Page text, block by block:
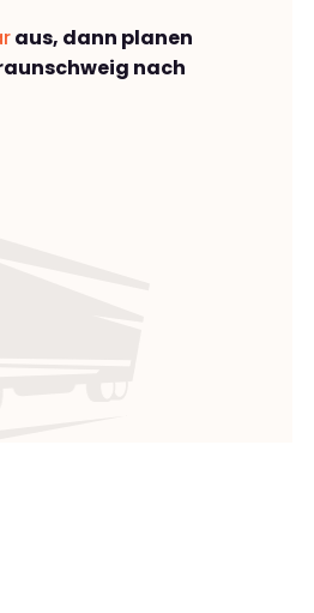
aus, dann planen
nach